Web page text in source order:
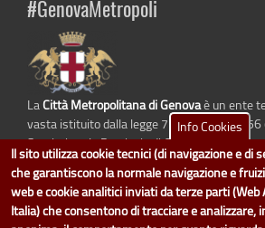
#GenovaMetropoli
LaCittà Metropolitana di Genovaè un ente
vasta istituito dalla legge 7 aprile 2014 n. 56
Sostituisce la Provincia di Genova.
dati.cittametropolitana.genova.itè il progetto
Info Cookies
Il sito utilizza cookie tecnici (di navigazione e di
che garantiscono la normale navigazione e
web e cookie analitici inviati da terze parti (Web
Italia) che consentono di tracciare e analizzare,